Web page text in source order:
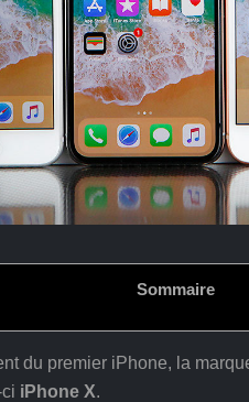
Sommaire
du premier iPhone, la
iPhone X.